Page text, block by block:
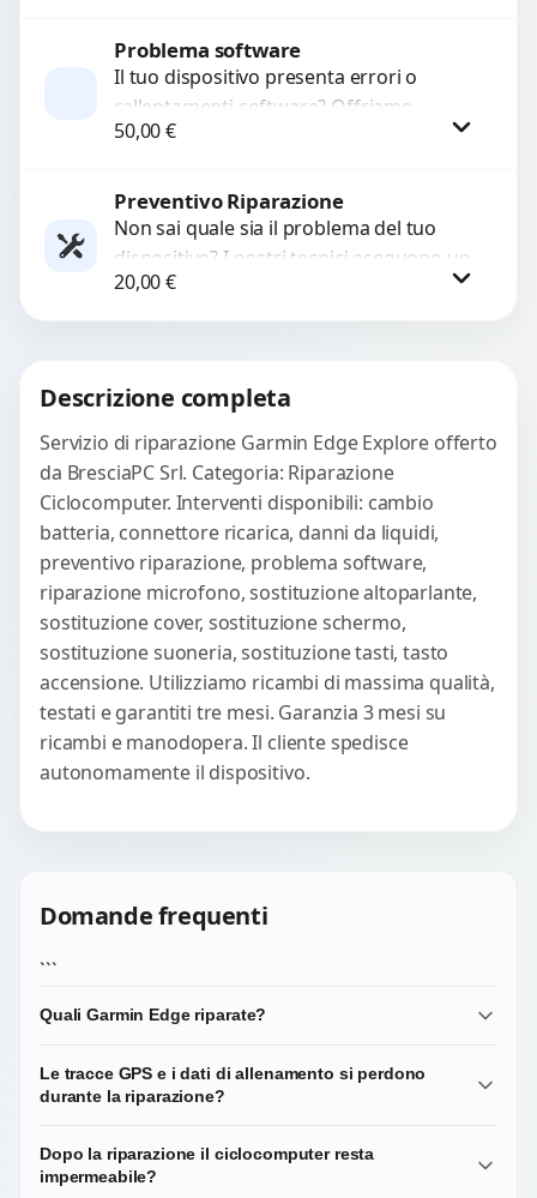
Procedi
Problema software
Il tuo dispositivo presenta errori o
rallentamenti software? Offriamo
diagnosi approfondite e soluzioni rapide
Risolviamo problemi...
50,00€
Procedi
Preventivo Riparazione
Non sai quale sia il problema del tuo
dispositivo? I nostri tecnici eseguono un
check-up completo con strumenti
avanzati per...
20,00€
Descrizione completa
Servizio di riparazione Garmin Edge Explore offerto
da BresciaPC Srl. Categoria: Riparazione
Ciclocomputer. Interventi disponibili: cambio
batteria, connettore ricarica, danni da liquidi,
preventivo riparazione, problema software,
riparazione microfono, sostituzione altoparlante,
sostituzione cover, sostituzione schermo,
sostituzione suoneria, sostituzione tasti, tasto
accensione. Utilizziamo ricambi di massima qualità,
testati e garantiti tre mesi. Garanzia 3 mesi su
ricambi e manodopera. Il cliente spedisce
autonomamente il dispositivo.
Domande frequenti
```
Quali Garmin Edge riparate?
530, 540, 820, 830, 840, 1030, 1040, 1050, Edge Explore.
Per modelli più datati (Edge 500, 510, 800, 810) la
il modello esatto per verifica.
Le tracce GPS e i dati di allenamento si perdono
durante la riparazione?
nella memoria interna del ciclocomputer e non vengono
toccati durante la sostituzione di vetro, display, batteria o
Dopo la riparazione il ciclocomputer resta
impermeabile?